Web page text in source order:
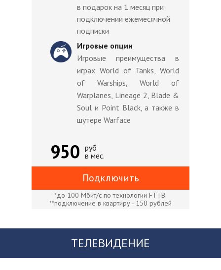
руб
в мес.
*до 100 Мбит/с по технологии FTTB
**подключение в квартиру - 150 рублей
950
Игровые опции
Игровые преимущества в
играх World of Tanks, World
of Warships, World of
Warplanes, Lineage 2, Blade &
Soul и Point Black, а также в
шутере Warface
в подарок на 1 месяц при
подключении ежемесячной
подписки
Подключить
ТЕЛЕВИДЕНИЕ